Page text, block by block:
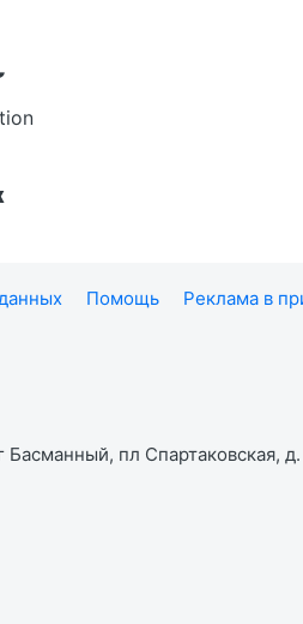
Помощь Реклама в
пл Спартаковская,